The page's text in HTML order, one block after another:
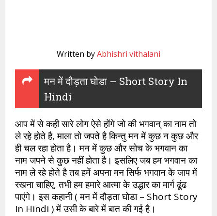
Written byAbhishri vithalani
मन में दौड़ता घोडा – Short Story In
Hindi
आप में से कही सारे लोग ऐसे होंगे जो की भगवान् का नाम तो
ले रहे होते है, माला तो जपते है किन्तु मन में कुछ न कुछ और
ही चल रहा होता है। मन में कुछ और सोच के भगवान का
नाम जपने से कुछ नहीं होता है। इसलिए जब हम भगवान का
नाम ले रहे होते है तब हमें अपना मन सिर्फ भगवान के जाप में
रखना चाहिए, तभी हम हमारे आत्मा के उद्धार का मार्ग ढूंढ
पाएंगे। इस कहानी ( मन में दौड़ता घोडा – Short Story
In Hindi ) में उसी के बारे में बात की गई है।